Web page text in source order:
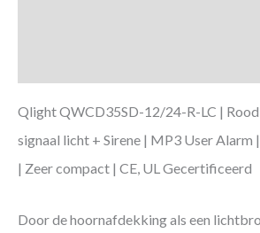
Qlight QWCD35SD-12/24-R-LC |
signaal licht + Sirene | MP3 User Alarm
| Zeer compact | CE, UL Gecertificeerd
Door de hoornafdekking als een